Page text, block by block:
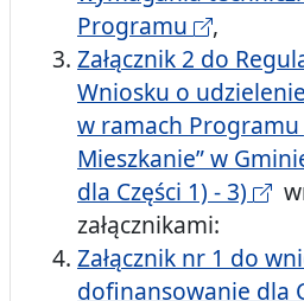
Programu
,
Załącznik 2 do
Wniosku o
w ramach Programu
Mieszkanie” w
dla Części 1) - 3)
załącznikami:
Załącznik nr 1 do
dofinansowanie dla